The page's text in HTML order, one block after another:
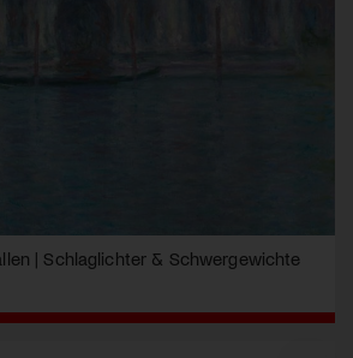
| Schlaglichter & Schwergewichte